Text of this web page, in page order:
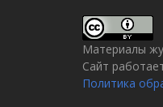
Материалы
Сайт
Политика